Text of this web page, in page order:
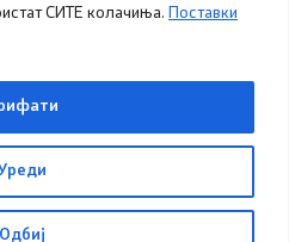
СИТЕ колачиња. Поставки
Одбиј
Куманово. Сите права
за дигитална
.